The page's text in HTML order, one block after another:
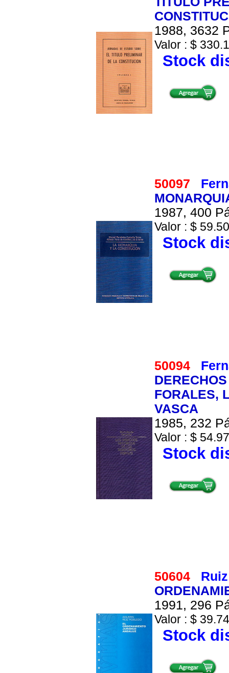
1988, 3632
Valor : $
Stock
50097
1987, 400
Valor : $
Stock
50094
FORALES,
VASCA
1985, 232
Valor : $
Stock
50604
1991, 296
Valor : $
Stock